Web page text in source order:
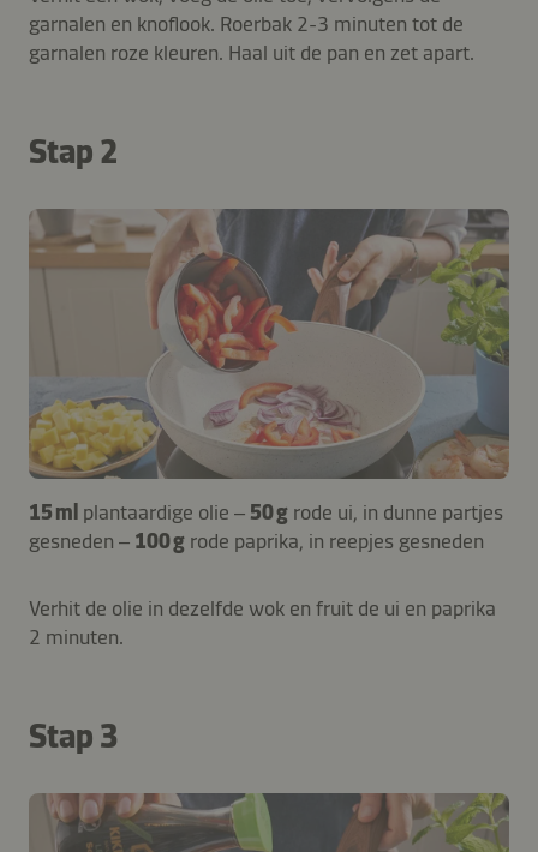
garnalen en knoflook. Roerbak 2-3 minuten tot de
garnalen roze kleuren. Haal uit de pan en zet apart.
Stap 2
15 ml plantaardige olie – 50 g rode ui, in dunne partjes
gesneden – 100 g rode paprika, in reepjes gesneden
Verhit de olie in dezelfde wok en fruit de ui en paprika
2 minuten.
Stap 3